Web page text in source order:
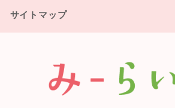
サイトマップ